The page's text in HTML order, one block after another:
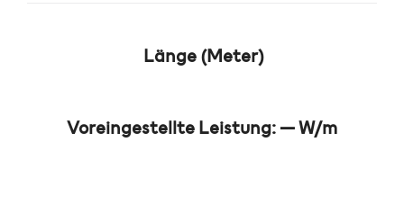
Länge (Meter)
Voreingestellte Leistung:—W/m